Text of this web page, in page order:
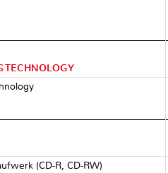
TECHNOLOGY
(CD-R, CD-RW)